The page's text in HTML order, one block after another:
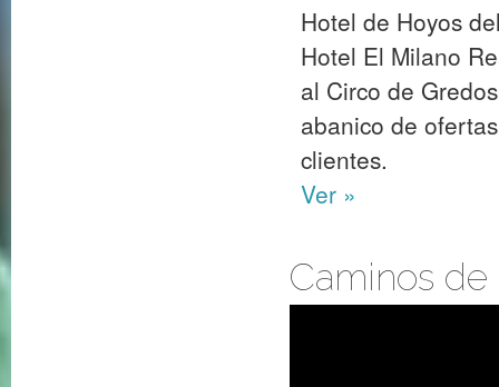
Hotel de Hoyos
Hotel El Milano
al Circo de
abanico de
clientes.
Ver »
Caminos de